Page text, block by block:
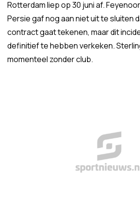
Rotterdam liep op 30 juni af.
Persie gaf nog aan niet uit te sluiten
contract gaat tekenen, maar dit
definitief te hebben verkeken.
momenteel zonder club.